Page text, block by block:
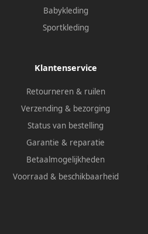
Babykleding
Sportkleding
Klantenservice
Retourneren & ruilen
Verzending & bezorging
Status van bestelling
Garantie & reparatie
Betaalmogelijkheden
Voorraad & beschikbaarheid